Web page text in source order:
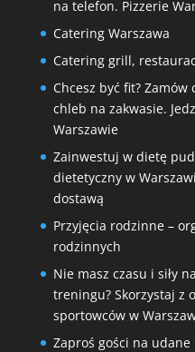
na telefon. Pizzerie
Catering Warszawa
Catering grill,
Chcesz być fit?
chleb na zakwasie.
Warszawie
Zainwestuj w dietę
dietetyczny w
dostawą
Przyjęcia rodzinne –
rodzinnych
Nie masz czasu i siły
treningu? Skorzystaj z
sportowców w
Zaproś gości na